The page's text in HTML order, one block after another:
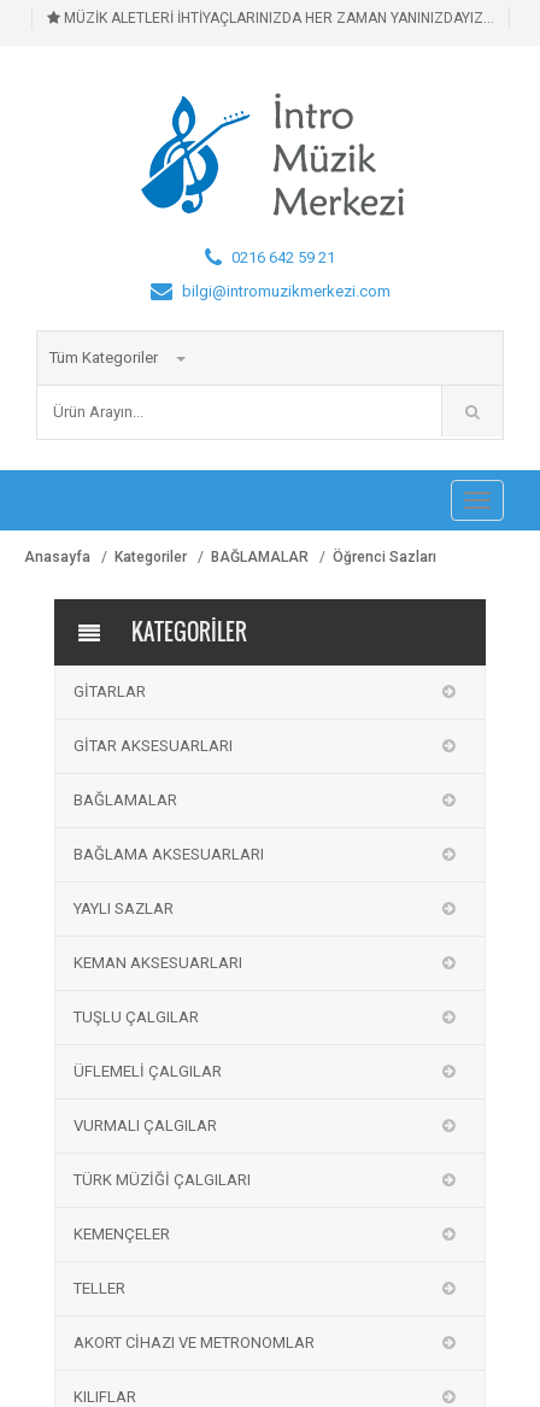
MÜZİK ALETLERİ İHTİYAÇLARINIZDA HER ZAMAN YANINIZDAYIZ...
0216 642 59 21
bilgi@intromuzikmerkezi.com
Tüm Kategoriler
Toggle
Anasayfa Kategoriler BAĞLAMALAR Öğrenci Sazları
KATEGORİLER
GİTARLAR
GİTAR AKSESUARLARI
BAĞLAMALAR
BAĞLAMA AKSESUARLARI
YAYLI SAZLAR
KEMAN AKSESUARLARI
TUŞLU ÇALGILAR
ÜFLEMELİ ÇALGILAR
VURMALI ÇALGILAR
TÜRK MÜZİĞİ ÇALGILARI
KEMENÇELER
TELLER
AKORT CİHAZI VE METRONOMLAR
KILIFLAR